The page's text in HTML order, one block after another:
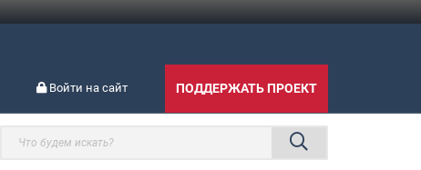
Войти на сайт ПОДДЕРЖАТЬ ПРОЕКТ